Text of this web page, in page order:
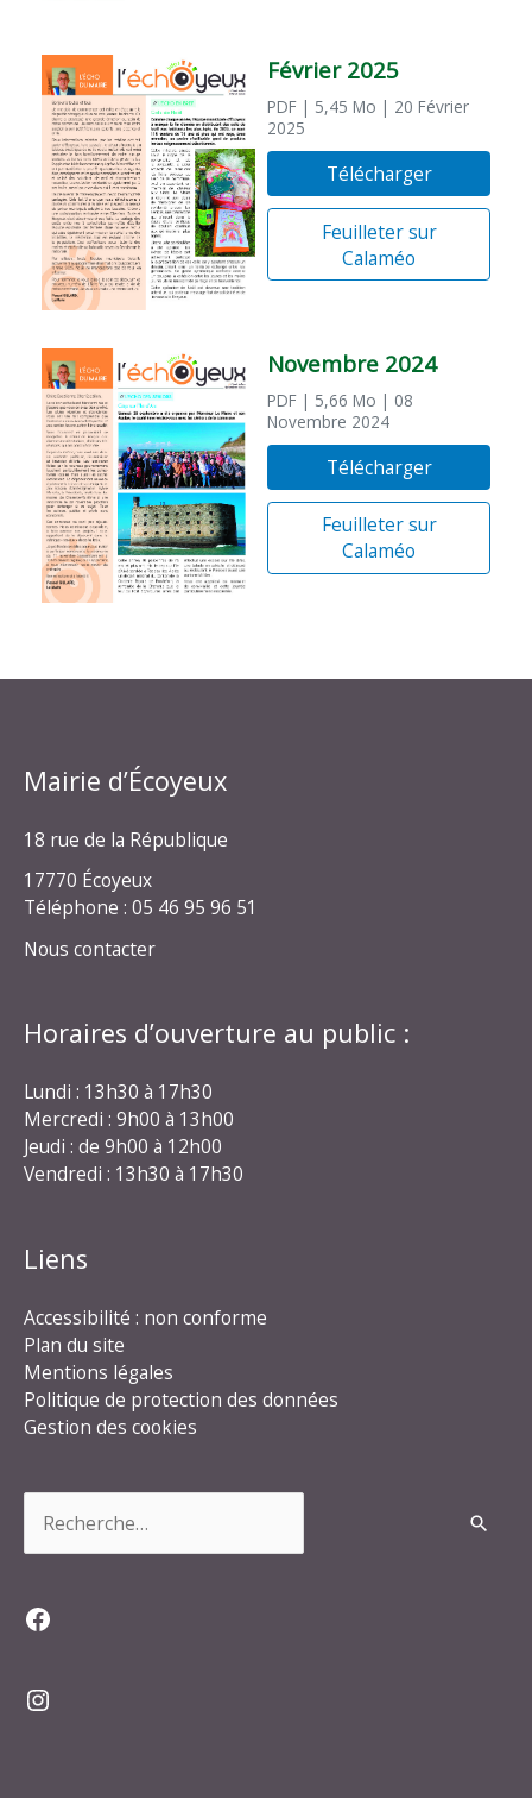
Février 2025
PDF | 5,45 Mo | 20 Février
2025
Télécharger
Feuilleter sur
Calaméo
Novembre 2024
PDF | 5,66 Mo | 08
Novembre 2024
Télécharger
Feuilleter sur
Calaméo
Mairie d’Écoyeux
18 rue de la République
17770 Écoyeux
Téléphone : 05 46 95 96 51
Nous contacter
Horaires d’ouverture au public :
Lundi : 13h30 à 17h30
Mercredi : 9h00 à 13h00
Jeudi : de 9h00 à 12h00
Vendredi : 13h30 à 17h30
Liens
Accessibilité : non conforme
Plan du site
Mentions légales
Politique de protection des données
Gestion des cookies
Facebook
Instagram